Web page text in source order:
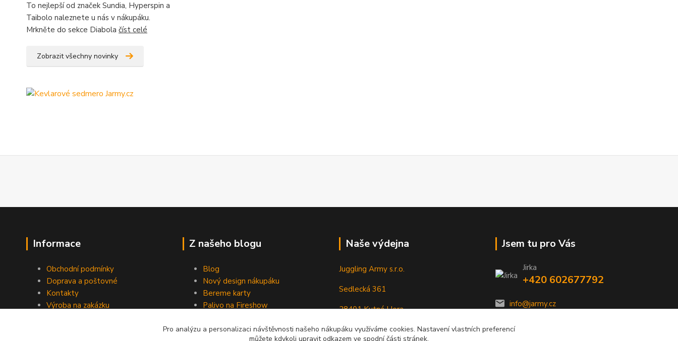
To nejlepší od značek Sundia, Hyperspin a
Taibolo naleznete u nás v nákupáku.
Mrkněte do sekce Diabola číst celé
Zobrazit všechny novinky
Informace
Obchodní podmínky
Doprava a poštovné
Kontakty
Výroba na zakázku
Z našeho blogu
Blog
Nový design nákupáku
Bereme karty
Palivo na Fireshow
Naše výdejna
Juggling Army s.r.o.
Sedlecká 361
28401 Kutná Hora
Jsem tu pro Vás
Jirka
+420 602677792
info@jarmy.cz
Pro analýzu a personalizaci návštěvnosti našeho nákupáku využíváme cookies. Nastavení vlastních preferencí
můžete kdykoli upravit odkazem ve spodní části stránek.